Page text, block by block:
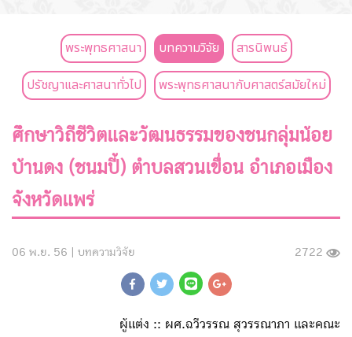
พระพุทธศาสนา บทความวิจัย
สารนิพนธ์
ปรัชญาและศาสนาทั่วไป
พระพุทธศาสนากับศาสตร์สมัยใหม่
ศึกษาวิถีชีวิตและวัฒนธรรมของชนกลุ่มน้อย
บ้านดง (ชนมปี้) ตำบลสวนเขื่อน อำเภอเมือง
จังหวัดแพร่
06 พ.ย. 56 | บทความวิจัย 2722
ผู้แต่ง :: ผศ.ฉวีวรรณ สุวรรณาภา และคณะ